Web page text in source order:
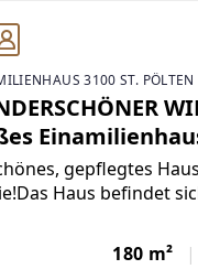
3100 ST. PÖLTEN
Lage in
gepflegtes
Haus befindet
Gesamtnutzfläche von
die Terrasse180 m²